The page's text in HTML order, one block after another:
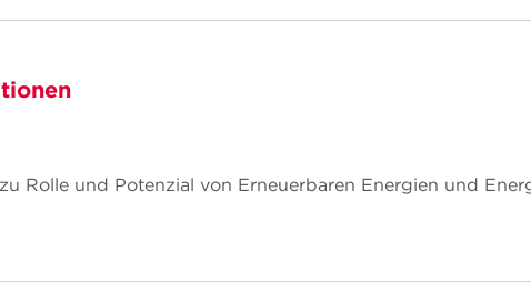
Rolle und Potenzial von Erneuerbaren Energien und